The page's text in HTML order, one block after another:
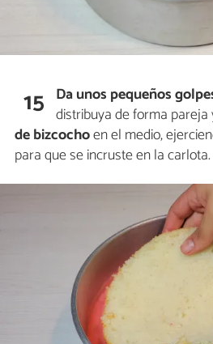
15 Da unos pequeños
distribuya de forma
de bizcochoen el medio,
para que se incruste en la carlota.